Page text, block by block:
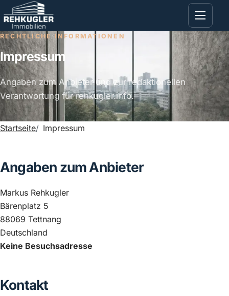
RECHTLICHE INFORMATIONEN
Impressum
Angaben zum Anbieter und zur redaktionellen
Verantwortung für rehkugler.info.
Startseite Impressum
Angaben zum Anbieter
Markus Rehkugler
Bärenplatz 5
88069 Tettnang
Deutschland
Keine Besuchsadresse
Kontakt